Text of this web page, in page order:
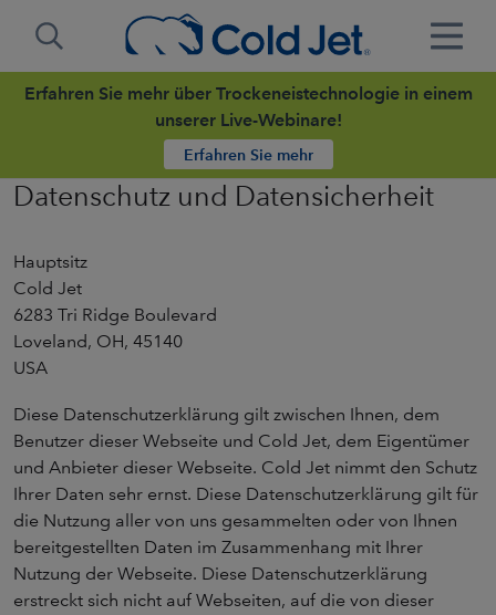
Erfahren Sie mehr über Trockeneistechnologie in einem
unserer Live-Webinare!
Erfahren Sie mehr
Datenschutz und Datensicherheit
Hauptsitz
Cold Jet
6283 Tri Ridge Boulevard
Loveland, OH, 45140
USA
Diese Datenschutzerklärung gilt zwischen Ihnen, dem
Benutzer dieser Webseite und Cold Jet, dem Eigentümer
und Anbieter dieser Webseite. Cold Jet nimmt den Schutz
Ihrer Daten sehr ernst. Diese Datenschutzerklärung gilt für
die Nutzung aller von uns gesammelten oder von Ihnen
bereitgestellten Daten im Zusammenhang mit Ihrer
Nutzung der Webseite. Diese Datenschutzerklärung
erstreckt sich nicht auf Webseiten, auf die von dieser